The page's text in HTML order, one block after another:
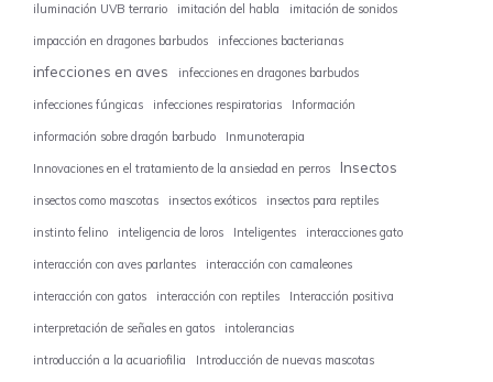
iluminación UVB terrario imitación del habla imitación de sonidos
impacción en dragones barbudos infecciones bacterianas
infecciones en aves infecciones en dragones barbudos
infecciones fúngicas infecciones respiratorias Información
información sobre dragón barbudo Inmunoterapia
Innovaciones en el tratamiento de la ansiedad en perros Insectos
insectos como mascotas insectos exóticos insectos para reptiles
instinto felino inteligencia de loros Inteligentes interacciones gato
interacción con aves parlantes interacción con camaleones
interacción con gatos interacción con reptiles Interacción positiva
interpretación de señales en gatos intolerancias
introducción a la acuariofilia Introducción de nuevas mascotas